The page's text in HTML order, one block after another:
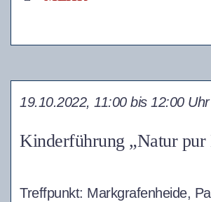
Kinderführung „Natur pur
19.10.2022, 11:00 bis 12:00 Uhr
Treffpunkt: Markgrafenheide,